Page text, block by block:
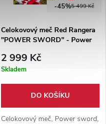
5 499 Kč
-45%
Celokovový meč Red Rangera
"POWER SWORD" - Power
2 999 Kč
Skladem
DO KOŠÍKU
Celokovový meč, Power sword,